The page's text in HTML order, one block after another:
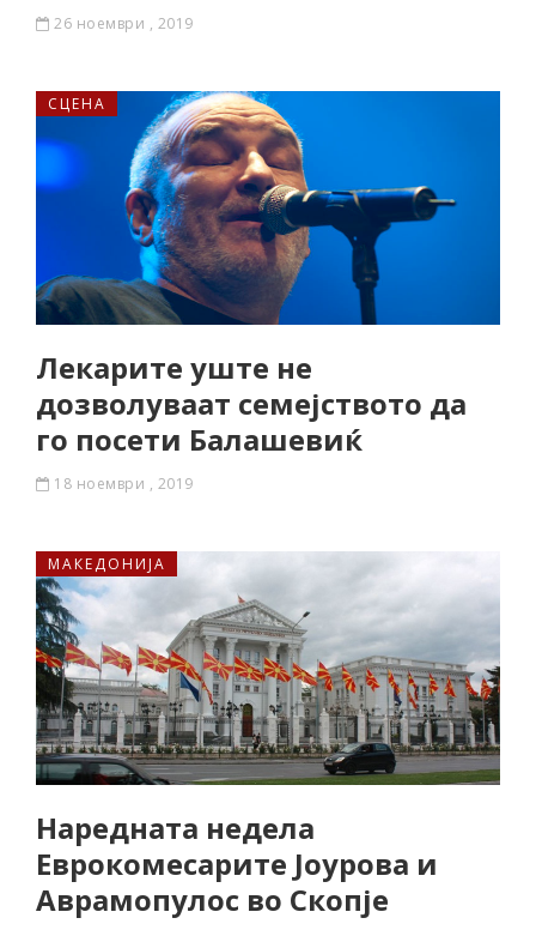
26 ноември , 2019
СЦЕНА
Лекарите уште не
дозволуваат семејството да
го посети Балашевиќ
18 ноември , 2019
МАКЕДОНИЈА
Наредната недела
Еврокомесарите Јоурова и
Аврамопулос во Скопје